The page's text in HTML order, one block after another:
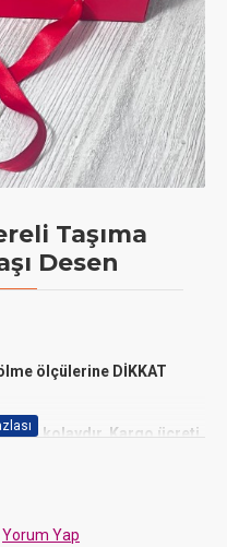
Taşıma
Desen
ölçülerine DİKKAT
kolaydır. Kargo ücreti
Yorum Yap